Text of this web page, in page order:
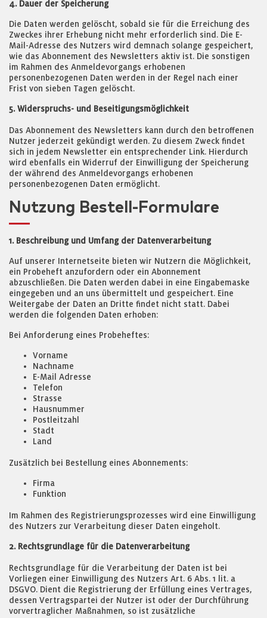
4. Dauer der Speicherung
Die Daten werden gelöscht, sobald sie für die Erreichung des
Zweckes ihrer Erhebung nicht mehr erforderlich sind. Die E-
Mail-Adresse des Nutzers wird demnach solange gespeichert,
wie das Abonnement des Newsletters aktiv ist. Die sonstigen
im Rahmen des Anmeldevorgangs erhobenen
personenbezogenen Daten werden in der Regel nach einer
Frist von sieben Tagen gelöscht.
5. Widerspruchs- und Beseitigungsmöglichkeit
Das Abonnement des Newsletters kann durch den betroffenen
Nutzer jederzeit gekündigt werden. Zu diesem Zweck findet
sich in jedem Newsletter ein entsprechender Link. Hierdurch
wird ebenfalls ein Widerruf der Einwilligung der Speicherung
der während des Anmeldevorgangs erhobenen
personenbezogenen Daten ermöglicht.
Nutzung Bestell-Formulare
1. Beschreibung und Umfang der Datenverarbeitung
Auf unserer Internetseite bieten wir Nutzern die Möglichkeit,
ein Probeheft anzufordern oder ein Abonnement
abzuschließen. Die Daten werden dabei in eine Eingabemaske
eingegeben und an uns übermittelt und gespeichert. Eine
Weitergabe der Daten an Dritte findet nicht statt. Dabei
werden die folgenden Daten erhoben:
Bei Anforderung eines Probeheftes:
Vorname
Nachname
E-Mail Adresse
Telefon
Strasse
Hausnummer
Postleitzahl
Stadt
Land
Zusätzlich bei Bestellung eines Abonnements:
Firma
Funktion
Im Rahmen des Registrierungsprozesses wird eine Einwilligung
des Nutzers zur Verarbeitung dieser Daten eingeholt.
2. Rechtsgrundlage für die Datenverarbeitung
Rechtsgrundlage für die Verarbeitung der Daten ist bei
Vorliegen einer Einwilligung des Nutzers Art. 6 Abs. 1 lit. a
DSGVO. Dient die Registrierung der Erfüllung eines Vertrages,
dessen Vertragspartei der Nutzer ist oder der Durchführung
vorvertraglicher Maßnahmen, so ist zusätzliche